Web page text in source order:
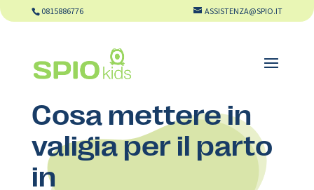
0815886776 ASSISTENZA@SPIO.IT
Cosa mettere in
valigia per il parto
in